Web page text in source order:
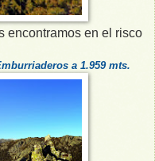
encontramos en el risco
a 1.959 mts.